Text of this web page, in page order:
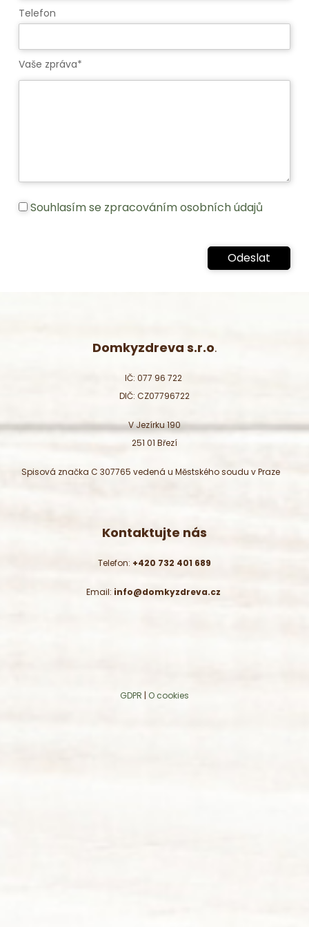
Telefon
Vaše zpráva*
Souhlasím se zpracováním osobních údajů
Domkyzdreva s.r.o.
IČ: 077 96 722
DIČ: CZ07796722
V Jezírku 190
251 01 Březí
Spisová značka C 307765 vedená u Městského soudu v Praze
Kontaktujte nás
Telefon: +420 732 401 689
Email: info@domkyzdreva.cz
GDPR | O cookies